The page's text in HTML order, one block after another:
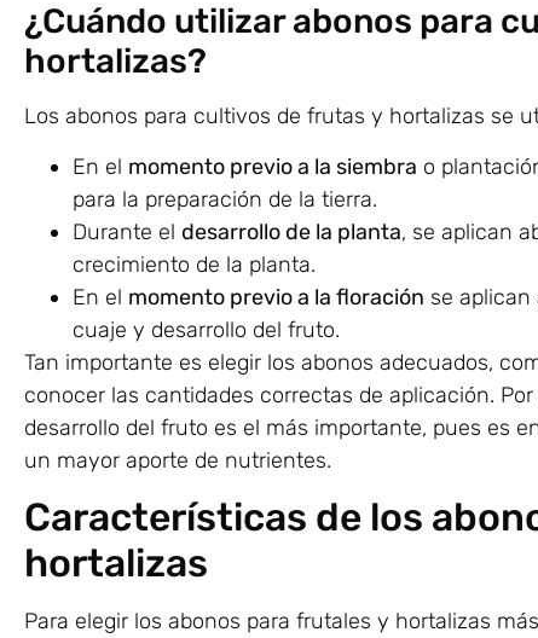
¿Cuándo utilizar abonos para
hortalizas?
Los abonos para cultivos de frutas y hortalizas se
En el momento previo a la siembra o
para la preparación de la tierra.
Durante el desarrollo de la planta, se aplican
crecimiento de la planta.
En el momento previo a la floración se aplican
cuaje y desarrollo del fruto.
Tan importante es elegir los abonos adecuados,
conocer las cantidades correctas de aplicación.
desarrollo del fruto es el más importante, pues es
un mayor aporte de nutrientes.
Características de los
hortalizas
Para elegir los abonos para frutales y hortalizas